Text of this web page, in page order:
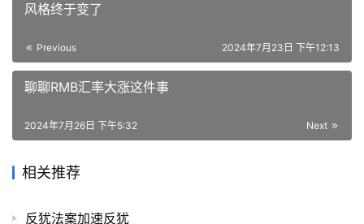
风格终于变了
Previous 2024年7月23日 下午12:13
聊聊RMB汇率大涨这件事
Next
2024年7月26日 下午5:32
相关推荐
反犹法案加速反犹